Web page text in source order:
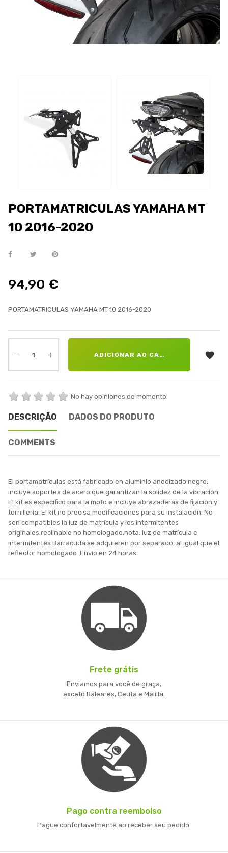
PORTAMATRICULAS YAMAHA MT
10 2016-2020
94,90 €
PORTAMATRICULAS YAMAHA MT 10 2016-2020
ADICIONAR AO CARRINHO 
No hay opiniones de momento
DESCRIÇÃO DADOS DO PRODUTO
COMMENTS
El portamatrículas está fabricado en aluminio anodizado negro,
incluye soportes de acero que garantizan la solidez de la vibración.
El kit es específico para la moto e incluye abrazaderas de fijación y
tornillería. El kit no precisa modificaciones para su instalación. No
son compatibles la luz de matrícula y los intermitentes
originales.reclinable no homologado,nota: luz de matrícula e
intermitentes Barracuda se adquieren por separado, al igual que el
reflector homologado. Envío en 24 horas.
Frete grátis
Enviamos para você de graça,
exceto Baleares, Ceuta e Melilla.
Pago contra reembolso
Pague confortavelmente ao receber seu pedido.